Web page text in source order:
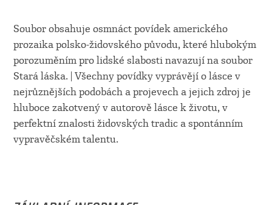
Soubor obsahuje osmnáct povídek amerického
prozaika polsko-židovského původu, které hlubokým
porozuměním pro lidské slabosti navazují na soubor
Stará láska. | Všechny povídky vyprávějí o lásce v
nejrůznějších podobách a projevech a jejich zdroj je
hluboce zakotvený v autorově lásce k životu, v
perfektní znalosti židovských tradic a spontánním
vypravěčském talentu.